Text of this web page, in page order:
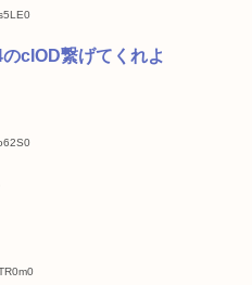
cIOD繋げてくれよ